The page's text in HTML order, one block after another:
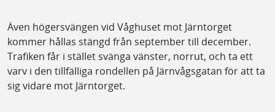
Även högersvängen vid Våghuset mot Järntorget
kommer hållas stängd från september till december.
Trafiken får i stället svänga vänster, norrut, och ta ett
varv i den tillfälliga rondellen på Järnvågsgatan för att ta
sig vidare mot Järntorget.